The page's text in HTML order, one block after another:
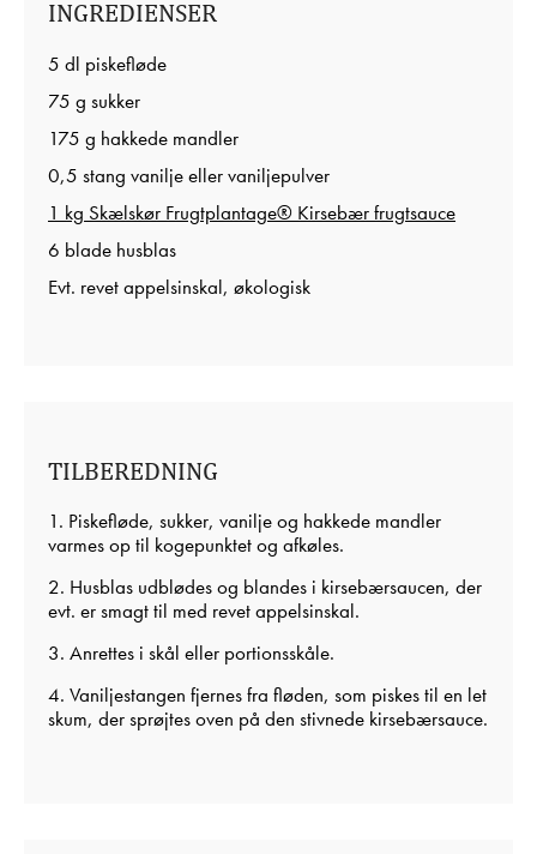
INGREDIENSER
5 dl piskefløde
75 g sukker
175 g hakkede mandler
0,5 stang vanilje eller vaniljepulver
1 kg Skælskør Frugtplantage® Kirsebær frugtsauce
6 blade husblas
Evt. revet appelsinskal, økologisk
TILBEREDNING
1. Piskefløde, sukker, vanilje og hakkede mandler
varmes op til kogepunktet og afkøles.
2. Husblas udblødes og blandes i kirsebærsaucen, der
evt. er smagt til med revet appelsinskal.
3. Anrettes i skål eller portionsskåle.
4. Vaniljestangen fjernes fra fløden, som piskes til en let
skum, der sprøjtes oven på den stivnede kirsebærsauce.